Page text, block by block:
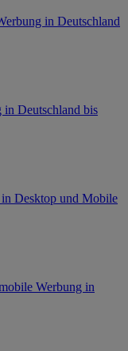
in Deutschland
in Deutschland bis
Desktop und Mobile
Werbung in